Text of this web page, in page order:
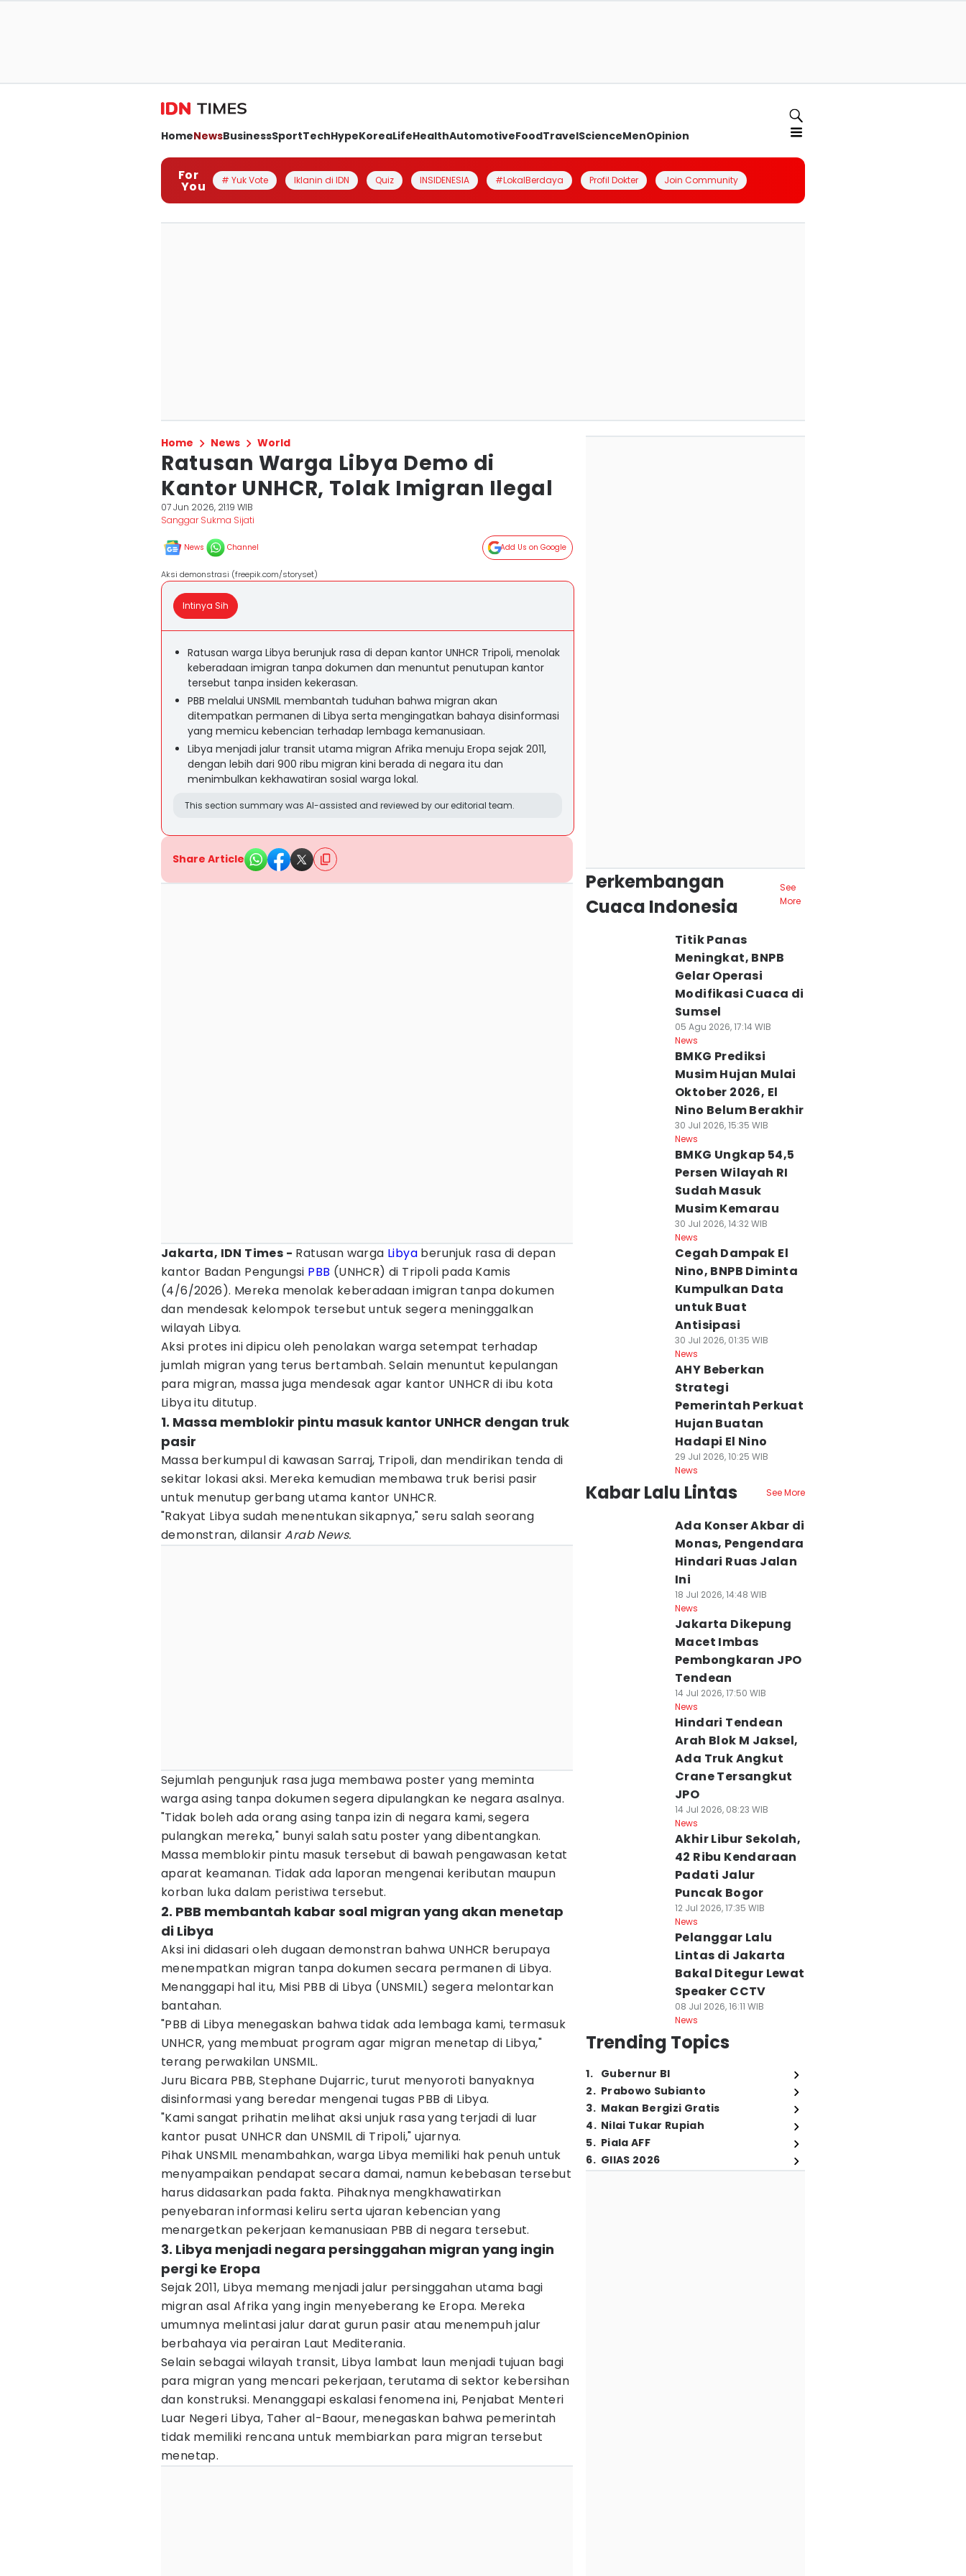
HomeNewsBusinessSportTechHypeKoreaLifeHealthAutomotiveFoodTravelScienceMenOpinion
For
You # Yuk Vote Iklanin di IDN Quiz INSIDENESIA #LokalBerdaya Profil Dokter Join Community
Home News World
Ratusan Warga Libya Demo di
Kantor UNHCR, Tolak Imigran Ilegal
07 Jun 2026, 21:19 WIB
Sanggar Sukma Sijati
News Channel Add Us on Google
Aksi demonstrasi (freepik.com/storyset)
Intinya Sih
Ratusan warga Libya berunjuk rasa di depan kantor UNHCR Tripoli, menolak
keberadaan imigran tanpa dokumen dan menuntut penutupan kantor
tersebut tanpa insiden kekerasan.
PBB melalui UNSMIL membantah tuduhan bahwa migran akan
ditempatkan permanen di Libya serta mengingatkan bahaya disinformasi
yang memicu kebencian terhadap lembaga kemanusiaan.
Libya menjadi jalur transit utama migran Afrika menuju Eropa sejak 2011,
dengan lebih dari 900 ribu migran kini berada di negara itu dan
menimbulkan kekhawatiran sosial warga lokal.
This section summary was AI-assisted and reviewed by our editorial team.
Share Article
Jakarta, IDN Times - Ratusan warga Libya berunjuk rasa di depan
kantor Badan Pengungsi PBB (UNHCR) di Tripoli pada Kamis
(4/6/2026). Mereka menolak keberadaan imigran tanpa dokumen
dan mendesak kelompok tersebut untuk segera meninggalkan
wilayah Libya.
Aksi protes ini dipicu oleh penolakan warga setempat terhadap
jumlah migran yang terus bertambah. Selain menuntut kepulangan
para migran, massa juga mendesak agar kantor UNHCR di ibu kota
Libya itu ditutup.
1. Massa memblokir pintu masuk kantor UNHCR dengan truk
pasir
Massa berkumpul di kawasan Sarraj, Tripoli, dan mendirikan tenda di
sekitar lokasi aksi. Mereka kemudian membawa truk berisi pasir
untuk menutup gerbang utama kantor UNHCR.
"Rakyat Libya sudah menentukan sikapnya," seru salah seorang
demonstran, dilansirArab News.
Sejumlah pengunjuk rasa juga membawa poster yang meminta
warga asing tanpa dokumen segera dipulangkan ke negara asalnya.
"Tidak boleh ada orang asing tanpa izin di negara kami, segera
pulangkan mereka," bunyi salah satu poster yang dibentangkan.
Massa memblokir pintu masuk tersebut di bawah pengawasan ketat
aparat keamanan. Tidak ada laporan mengenai keributan maupun
korban luka dalam peristiwa tersebut.
2. PBB membantah kabar soal migran yang akan menetap
di Libya
Aksi ini didasari oleh dugaan demonstran bahwa UNHCR berupaya
menempatkan migran tanpa dokumen secara permanen di Libya.
Menanggapi hal itu, Misi PBB di Libya (UNSMIL) segera melontarkan
bantahan.
"PBB di Libya menegaskan bahwa tidak ada lembaga kami, termasuk
UNHCR, yang membuat program agar migran menetap di Libya,"
terang perwakilan UNSMIL.
Juru Bicara PBB, Stephane Dujarric, turut menyoroti banyaknya
disinformasi yang beredar mengenai tugas PBB di Libya.
"Kami sangat prihatin melihat aksi unjuk rasa yang terjadi di luar
kantor pusat UNHCR dan UNSMIL di Tripoli," ujarnya.
Pihak UNSMIL menambahkan, warga Libya memiliki hak penuh untuk
menyampaikan pendapat secara damai, namun kebebasan tersebut
harus didasarkan pada fakta. Pihaknya mengkhawatirkan
penyebaran informasi keliru serta ujaran kebencian yang
menargetkan pekerjaan kemanusiaan PBB di negara tersebut.
3. Libya menjadi negara persinggahan migran yang ingin
pergi ke Eropa
Sejak 2011, Libya memang menjadi jalur persinggahan utama bagi
migran asal Afrika yang ingin menyeberang ke Eropa. Mereka
umumnya melintasi jalur darat gurun pasir atau menempuh jalur
berbahaya via perairan Laut Mediterania.
Selain sebagai wilayah transit, Libya lambat laun menjadi tujuan bagi
para migran yang mencari pekerjaan, terutama di sektor kebersihan
dan konstruksi. Menanggapi eskalasi fenomena ini, Penjabat Menteri
Luar Negeri Libya, Taher al-Baour, menegaskan bahwa pemerintah
tidak memiliki rencana untuk membiarkan para migran tersebut
menetap.
Perkembangan
Cuaca Indonesia
See
More
Titik Panas
Meningkat, BNPB
Gelar Operasi
Modifikasi Cuaca di
Sumsel
05 Agu 2026, 17:14 WIB
News
BMKG Prediksi
Musim Hujan Mulai
Oktober 2026, El
Nino Belum Berakhir
30 Jul 2026, 15:35 WIB
News
BMKG Ungkap 54,5
Persen Wilayah RI
Sudah Masuk
Musim Kemarau
30 Jul 2026, 14:32 WIB
News
Cegah Dampak El
Nino, BNPB Diminta
Kumpulkan Data
untuk Buat
Antisipasi
30 Jul 2026, 01:35 WIB
News
AHY Beberkan
Strategi
Pemerintah Perkuat
Hujan Buatan
Hadapi El Nino
29 Jul 2026, 10:25 WIB
News
Kabar Lalu Lintas See More
Ada Konser Akbar di
Monas, Pengendara
Hindari Ruas Jalan
Ini
18 Jul 2026, 14:48 WIB
News
Jakarta Dikepung
Macet Imbas
Pembongkaran JPO
Tendean
14 Jul 2026, 17:50 WIB
News
Hindari Tendean
Arah Blok M Jaksel,
Ada Truk Angkut
Crane Tersangkut
JPO
14 Jul 2026, 08:23 WIB
News
Akhir Libur Sekolah,
42 Ribu Kendaraan
Padati Jalur
Puncak Bogor
12 Jul 2026, 17:35 WIB
News
Pelanggar Lalu
Lintas di Jakarta
Bakal Ditegur Lewat
Speaker CCTV
08 Jul 2026, 16:11 WIB
News
Trending Topics
1. Gubernur BI
2. Prabowo Subianto
3. Makan Bergizi Gratis
4. Nilai Tukar Rupiah
5. Piala AFF
6. GIIAS 2026